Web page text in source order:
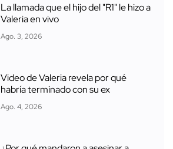
La llamada que el hijo del "R1" le hizo a
Valeria en vivo
Ago. 3, 2026
Video de Valeria revela por qué
habría terminado con su ex
Ago. 4, 2026